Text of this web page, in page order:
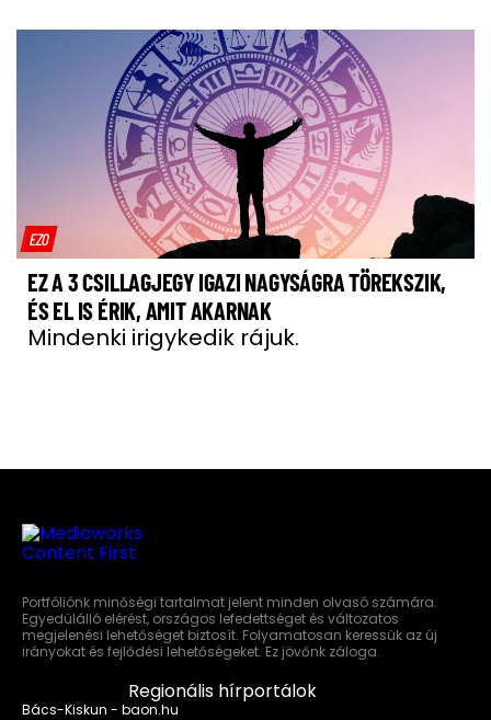
EZO
EZ A 3 CSILLAGJEGY IGAZI NAGYSÁGRA TÖREKSZIK,
ÉS EL IS ÉRIK, AMIT AKARNAK
Mindenki irigykedik rájuk.
Portfóliónk minőségi tartalmat jelent minden olvasó számára.
Egyedülálló elérést, országos lefedettséget és változatos
megjelenési lehetőséget biztosít. Folyamatosan keressük az új
irányokat és fejlődési lehetőségeket. Ez jövőnk záloga.
Regionális hírportálok
Bács-Kiskun - baon.hu